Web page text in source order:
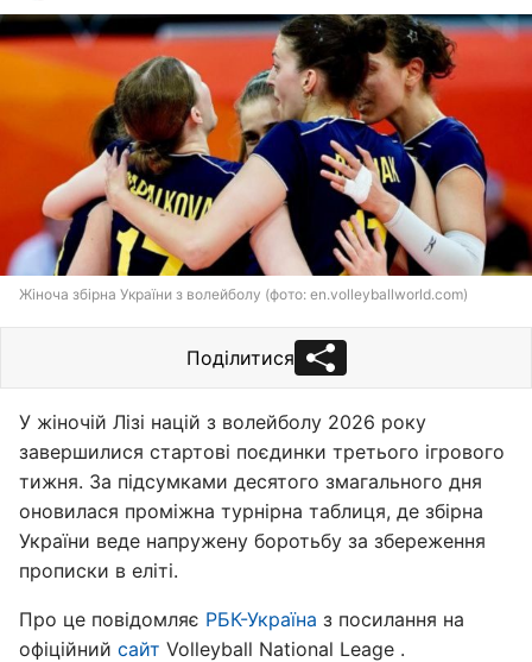
Жіноча збірна України з волейболу (фото: en.volleyballworld.com)
Поділитися
У жіночій Лізі націй з волейболу 2026 року
завершилися стартові поєдинки третього ігрового
тижня. За підсумками десятого змагального дня
оновилася проміжна турнірна таблиця, де збірна
України веде напружену боротьбу за збереження
прописки в еліті.
Про це повідомляє РБК-Україна з посилання на
офіційний сайт Volleyball National Leage .